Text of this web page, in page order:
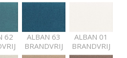
62
ALBAN 63
BRANDVRIJ
ALBAN 01
BRANDVRIJ